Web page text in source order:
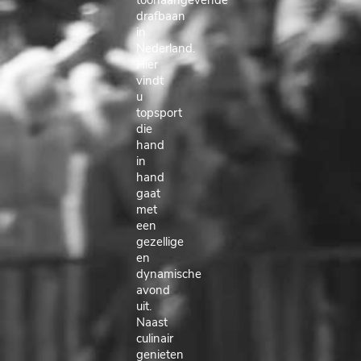
drafbaan
in
Nederland.
Hier
vindt
u
topsport
die
hand
in
hand
gaat
met
een
gezellige
en
dynamische
avond
uit.
Naast
culinair
genieten